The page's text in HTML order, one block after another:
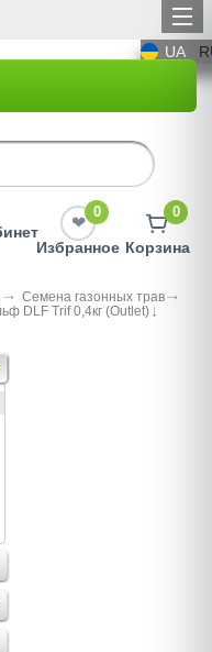
UA
0
Избранное
0
Корзина
Семена газонных трав
DLF Trif 0,4кг (Outlet)